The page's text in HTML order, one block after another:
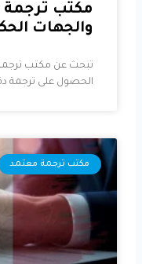
مكتب ترجمة
والجهات
تبحث عن مكتب
الحصول على ترجمة
مكتب ترجمة معتمد